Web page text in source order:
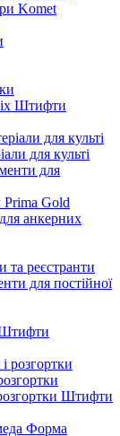
Komet
Штифти
для культі
для
Prima Gold
анкерних
та реєстранти
для постійної
Штифти